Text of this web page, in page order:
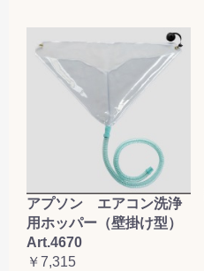
アプソン エアコン洗浄
用ホッパー（壁掛け型）
Art.4670
￥7,315